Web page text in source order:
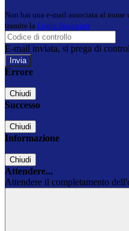
Non hai una e-mail associata al
tramite la Login Spaggiari
E-mail inviata, si prega di
Errore
Chiudi
Successo
Chiudi
Informazione
Chiudi
Attendere...
Attendere il completamento